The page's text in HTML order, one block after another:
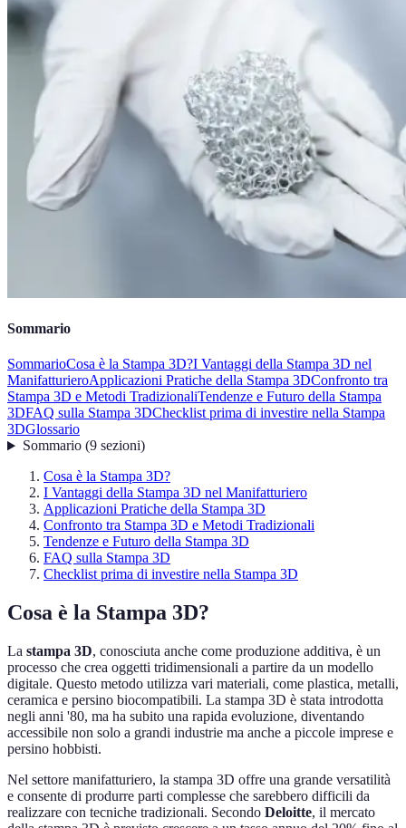
Sommario
SommarioCosa è la Stampa 3D?I Vantaggi della Stampa 3D nel
ManifatturieroApplicazioni Pratiche della Stampa 3DConfronto tra
Stampa 3D e Metodi TradizionaliTendenze e Futuro della Stampa
3DFAQ sulla Stampa 3DChecklist prima di investire nella Stampa
3DGlossario
Sommario(9 sezioni)
Cosa è la Stampa 3D?
I Vantaggi della Stampa 3D nel Manifatturiero
Applicazioni Pratiche della Stampa 3D
Confronto tra Stampa 3D e Metodi Tradizionali
Tendenze e Futuro della Stampa 3D
FAQ sulla Stampa 3D
Checklist prima di investire nella Stampa 3D
Cosa è la Stampa 3D?
La stampa 3D, conosciuta anche come produzione additiva, è un
processo che crea oggetti tridimensionali a partire da un modello
digitale. Questo metodo utilizza vari materiali, come plastica, metalli,
ceramica e persino biocompatibili. La stampa 3D è stata introdotta
negli anni '80, ma ha subito una rapida evoluzione, diventando
accessibile non solo a grandi industrie ma anche a piccole imprese e
persino hobbisti.
Nel settore manifatturiero, la stampa 3D offre una grande versatilità
e consente di produrre parti complesse che sarebbero difficili da
realizzare con tecniche tradizionali. Secondo Deloitte, il mercato